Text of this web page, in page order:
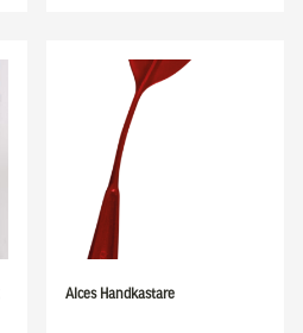
Alces Handkastare